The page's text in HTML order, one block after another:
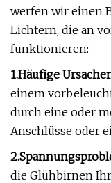
werfen wir einen
Lichtern, die an
funktionieren:
1.Häufige
einem
durch eine oder
Anschlüsse oder
2.
die Glühbirnen